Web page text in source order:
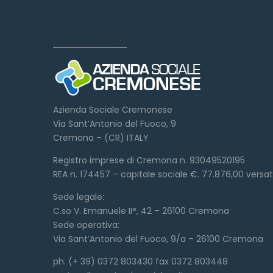
Azienda Sociale Cremonese
Via Sant’Antonio del Fuoco, 9
Cremona – (CR) ITALY
Registro imprese di Cremona n. 93049520195
REA n. 174457 – capitale sociale €. 77.876,00
Sede legale:
C.so V. Emanuele II°, 42 – 26100 Cremona
Sede operativa:
Via Sant’Antonio del Fuoco, 9/a – 26100 Cremona
ph. (+ 39) 0372 803430 fax 0372 803448